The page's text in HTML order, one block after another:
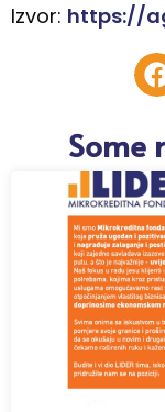
Izvor: https://
Some